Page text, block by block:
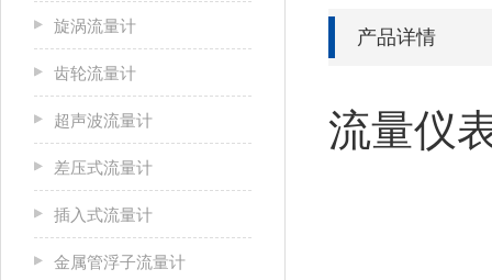
旋涡流量计
齿轮流量计
超声波流量计
差压式流量计
插入式流量计
金属管浮子流量计
产品详情
流量仪